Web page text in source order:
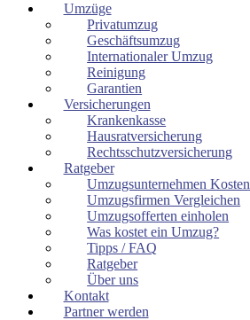
Umzüge
Privatumzug
Geschäftsumzug
Internationaler Umzug
Reinigung
Garantien
Versicherungen
Krankenkasse
Hausratversicherung
Rechtsschutzversicherung
Ratgeber
Umzugsunternehmen Kosten
Umzugsfirmen Vergleichen
Umzugsofferten einholen
Was kostet ein Umzug?
Tipps / FAQ
Ratgeber
Über uns
Kontakt
Partner werden